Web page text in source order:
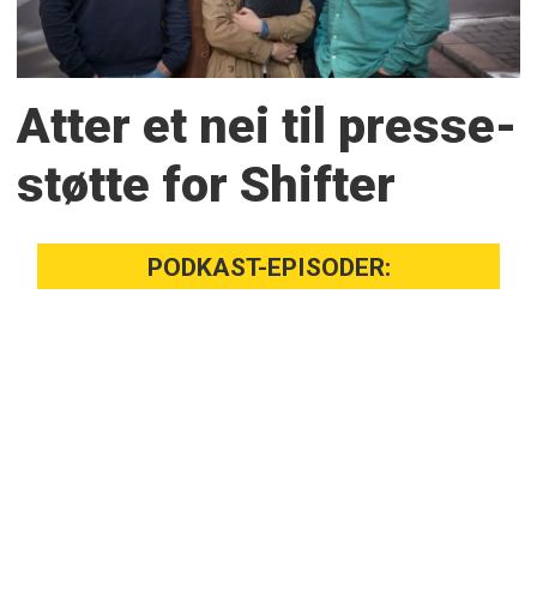
Atter et nei til presse­
støtte for Shifter
PODKAST-EPISODER: